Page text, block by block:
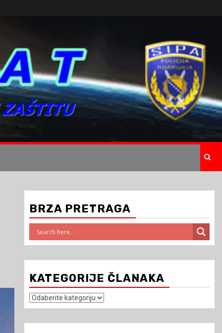
BRZA PRETRAGA
KATEGORIJE ČLANAKA
Kategorije
članaka